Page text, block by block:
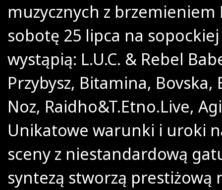
muzycznych z brzemieniem
sobotę 25 lipca na
wystąpią: L.U.C. & Rebel
Przybysz, Bitamina, Bovska,
Noz, Raidho&T.Etno.Live,
Unikatowe warunki i uroki
sceny z niestandardową
syntezą stworzą prestiżową